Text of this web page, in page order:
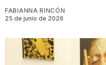
FABIANNA RINCÓN
25 de junio de 2026